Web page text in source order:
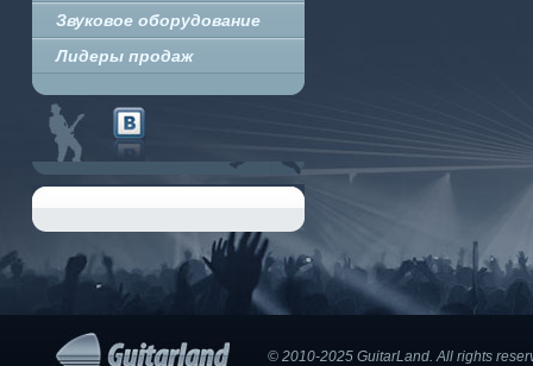
Звуковое оборудование
Лидеры продаж
© 2010-2025 GuitarLand. Аll rights